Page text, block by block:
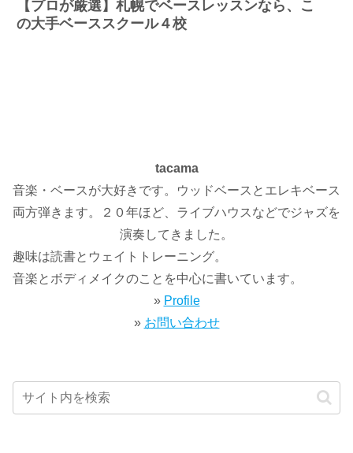
【プロが厳選】札幌でベースレッスンなら、こ
の大手ベーススクール４校
tacama
音楽・ベースが大好きです。ウッドベースとエレキベース
両方弾きます。２０年ほど、ライブハウスなどでジャズを
演奏してきました。
趣味は読書とウェイトトレーニング。
音楽とボディメイクのことを中心に書いています。
» Profile
» お問い合わせ